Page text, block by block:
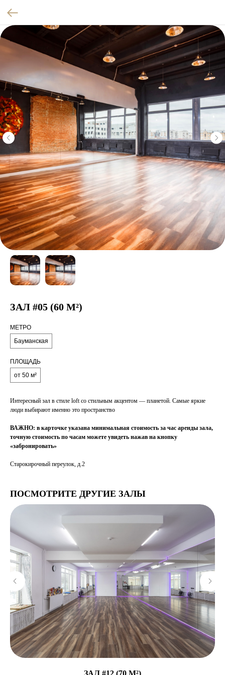
ЗАЛ #05 (60 М²)
МЕТРО
Бауманская
ПЛОЩАДЬ
от 50 м²
Интересный зал в стиле loft со стильным акцентом — планетой. Самые яркие
люди выбирают именно это пространство
ВАЖНО: в карточке указана минимальная стоимость за час аренды зала,
точную стоимость по часам можете увидеть нажав на кнопку
«забронировать»
Старокирочный переулок, д.2
ПОСМОТРИТЕ ДРУГИЕ ЗАЛЫ
ЗАЛ #12 (70 М²)